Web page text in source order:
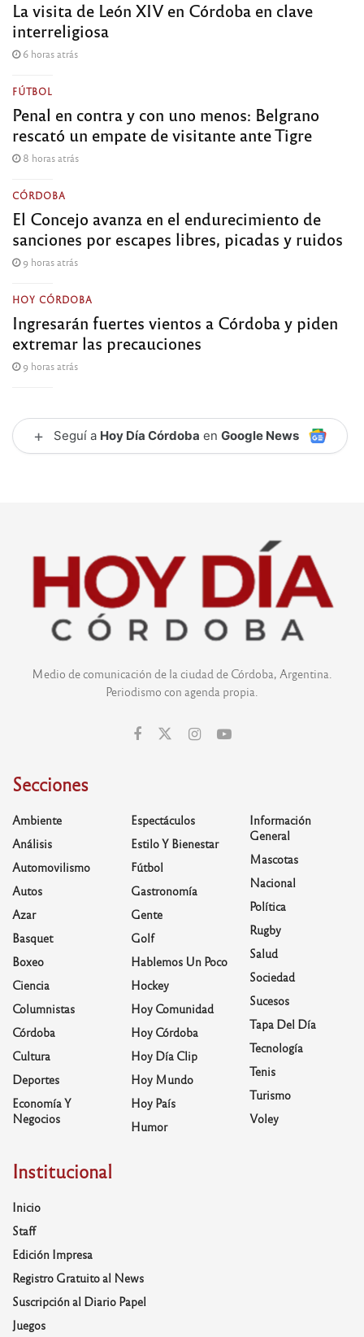
La visita de León XIV en Córdoba en clave
interreligiosa
6 horas atrás
FÚTBOL
Penal en contra y con uno menos: Belgrano
rescató un empate de visitante ante Tigre
8 horas atrás
CÓRDOBA
El Concejo avanza en el endurecimiento de
sanciones por escapes libres, picadas y ruidos
9 horas atrás
HOY CÓRDOBA
Ingresarán fuertes vientos a Córdoba y piden
extremar las precauciones
9 horas atrás
+ Seguí a Hoy Día Córdoba en Google News
Medio de comunicación de la ciudad de Córdoba, Argentina.
Periodismo con agenda propia.
Secciones
Ambiente
Análisis
Automovilismo
Autos
Azar
Basquet
Boxeo
Ciencia
Columnistas
Córdoba
Cultura
Deportes
Economía Y
Negocios
Espectáculos
Estilo Y Bienestar
Fútbol
Gastronomía
Gente
Golf
Hablemos Un Poco
Hockey
Hoy Comunidad
Hoy Córdoba
Hoy Día Clip
Hoy Mundo
Hoy País
Humor
Información
General
Mascotas
Nacional
Política
Rugby
Salud
Sociedad
Sucesos
Tapa Del Día
Tecnología
Tenis
Turismo
Voley
Institucional
Inicio
Staff
Edición Impresa
Registro Gratuito al News
Suscripción al Diario Papel
Juegos